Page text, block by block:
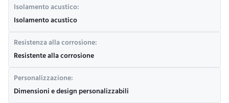
Isolamento acustico:
Isolamento acustico
Resistenza alla corrosione:
Resistente alla corrosione
Personalizzazione:
Dimensioni e design personalizzabili